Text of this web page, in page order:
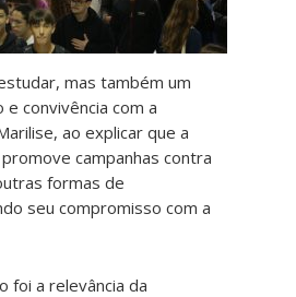
mas também um
convivência com a
ao explicar que a
campanhas contra
formas de
seu compromisso com a
foi a relevância da